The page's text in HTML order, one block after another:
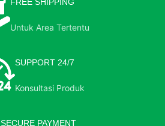
Untuk Area Tertentu
SUPPORT 24/7
Konsultasi Produk
SECURE PAYMENT